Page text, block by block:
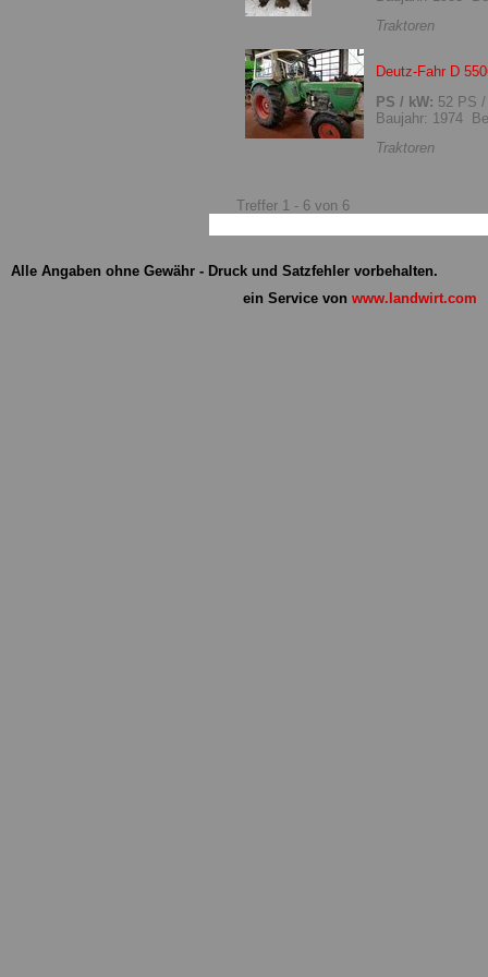
Traktoren
Deutz-Fahr D
PS / kW: 52 PS
Baujahr: 1974
Traktoren
Treffer 1 - 6 von 6
Alle Angaben ohne Gewähr - Druck und Satzfehler vorbehalten.
ein Service von www.landwirt.com